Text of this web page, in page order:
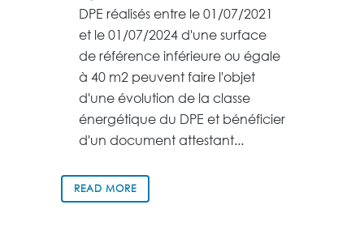
DPE réalisés entre le 01/07/2021
et le 01/07/2024 d'une surface
de référence inférieure ou égale
à 40 m2 peuvent faire l'objet
d'une évolution de la classe
énergétique du DPE et bénéficier
d'un document attestant...
READ MORE